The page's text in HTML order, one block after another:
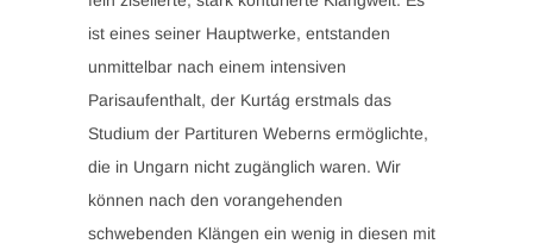
ist eines seiner Hauptwerke, entstanden
unmittelbar nach einem intensiven
Parisaufenthalt, der Kurtág erstmals das
Studium der Partituren Weberns ermöglichte,
die in Ungarn nicht zugänglich waren. Wir
können nach den vorangehenden
schwebenden Klängen ein wenig in diesen mit